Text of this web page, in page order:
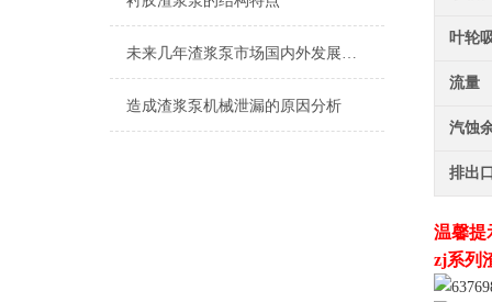
未来几年渣浆泵市场国内外发展前景
造成渣浆泵机械泄漏的原因分析
叶轮
流量
汽蚀
排出
温馨提
zj系列